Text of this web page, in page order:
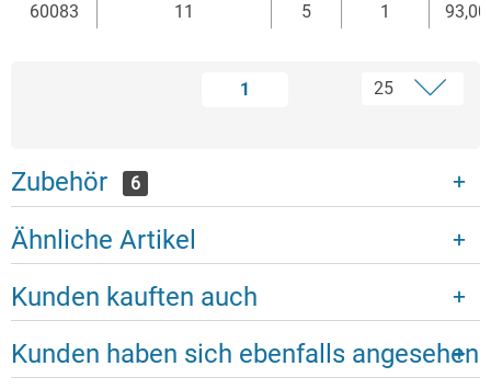
60083
11 5 1 93,00
1
Zubehör 6
Ähnliche Artikel
Kunden kauften auch
Kunden haben sich ebenfalls angesehen